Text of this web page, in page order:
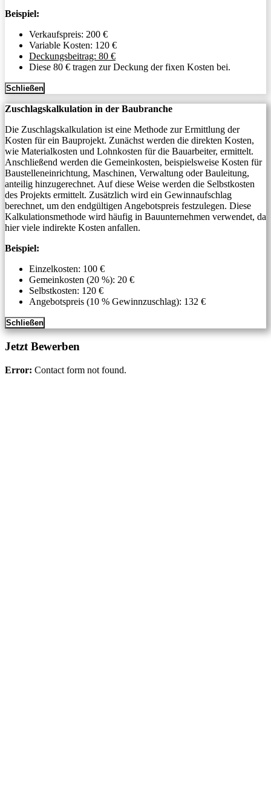
Beispiel:
Verkaufspreis: 200 €
Variable Kosten: 120 €
Deckungsbeitrag: 80 €
Diese 80 € tragen zur Deckung der fixen Kosten bei.
Schließen
Zuschlagskalkulation in der Baubranche
Die Zuschlagskalkulation ist eine Methode zur Ermittlung der
Kosten für ein Bauprojekt. Zunächst werden die direkten Kosten,
wie Materialkosten und Lohnkosten für die Bauarbeiter, ermittelt.
Anschließend werden die Gemeinkosten, beispielsweise Kosten für
Baustelleneinrichtung, Maschinen, Verwaltung oder Bauleitung,
anteilig hinzugerechnet. Auf diese Weise werden die Selbstkosten
des Projekts ermittelt. Zusätzlich wird ein Gewinnaufschlag
berechnet, um den endgültigen Angebotspreis festzulegen. Diese
Kalkulationsmethode wird häufig in Bauunternehmen verwendet, da
hier viele indirekte Kosten anfallen.
Beispiel:
Einzelkosten: 100 €
Gemeinkosten (20 %): 20 €
Selbstkosten: 120 €
Angebotspreis (10 % Gewinnzuschlag): 132 €
Schließen
Jetzt Bewerben
Error: Contact form not found.